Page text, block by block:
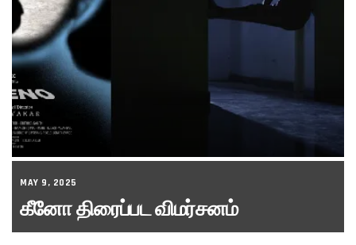
MAY 9, 2025
கீனோ திரைப்பட விமர்சனம்